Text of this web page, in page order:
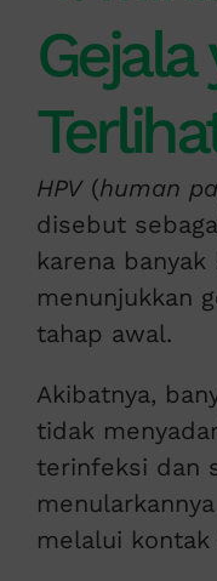
Gejala
HPV(human
disebut
karena
menunjukkan
tahap awal.
Akibatnya,
tidak
terinfeksi dan
melalui kontak